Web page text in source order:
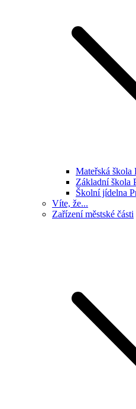
Mateřská škola
Základní škola
Školní jídelna
Víte, že...
Zařízení městské části